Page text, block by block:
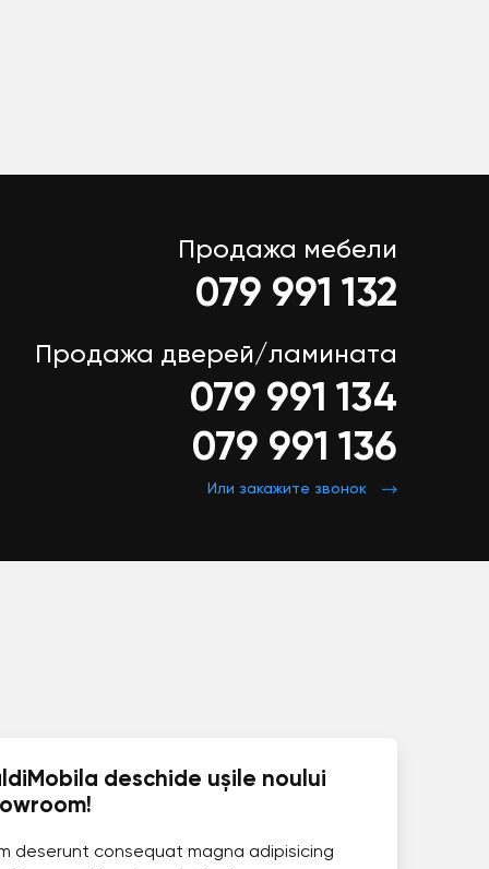
Продажа мебели
079 991 132
Продажа дверей/ламината
079 991 134
079 991 136
Или закажите звонок
deschide ușile noului
deserunt consequat magna adipisicing